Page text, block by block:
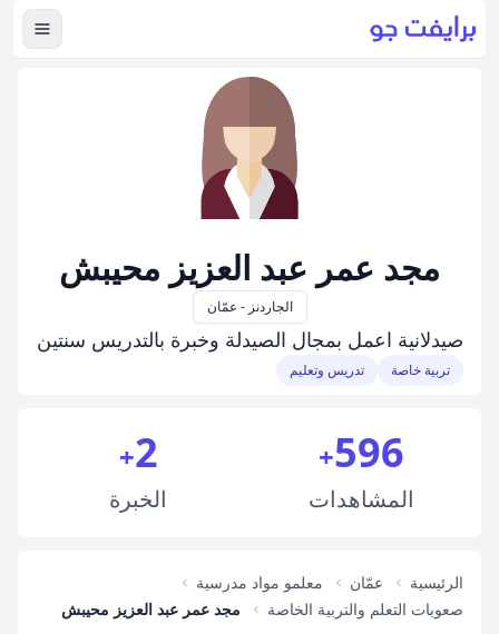
عرض
مجد عمر عبد العزيز محيبش
الجاردنز - عمّان
صيدلانية اعمل بمجال الصيدلة وخبرة بالتدريس سنتين
تربية خاصة تدريس وتعليم
596
+
المشاهدات
2
+
الخبرة
الرئيسية عمّان
معلمو مواد مدرسية
صعوبات التعلم والتربية الخاصة
مجد عمر عبد العزيز محيبش